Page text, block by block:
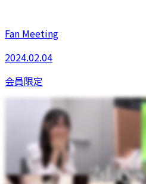
Fan Meeting
2024.02.04
会員限定